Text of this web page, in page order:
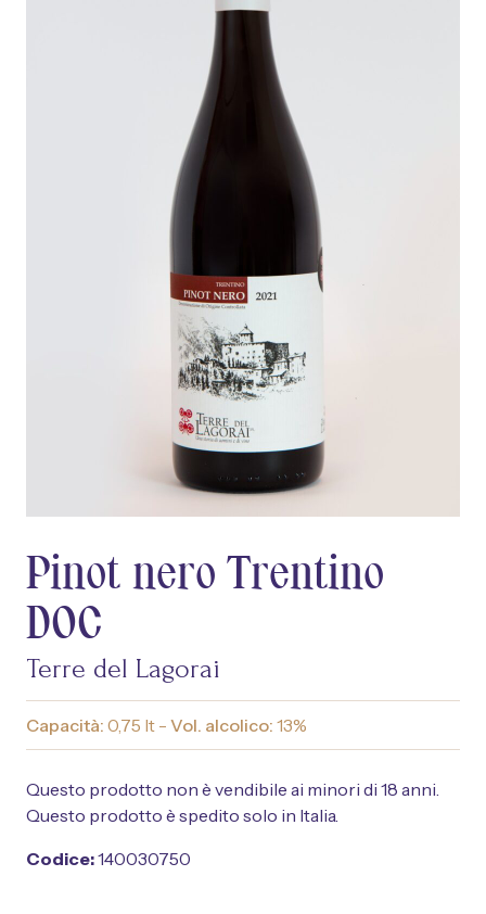
Pinot nero Trentino
DOC
Terre del Lagorai
Capacità: 0,75 lt - Vol. alcolico: 13%
Questo prodotto non è vendibile ai minori di 18 anni.
Questo prodotto è spedito solo in Italia.
Codice:140030750